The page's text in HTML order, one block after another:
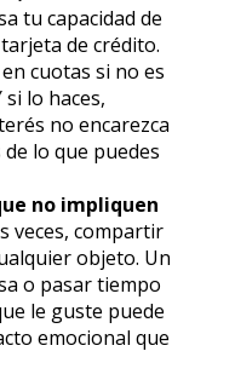
tu capacidad de
de crédito.
cuotas si no es
lo haces,
no encarezca
lo que puedes
no impliquen
veces, compartir
objeto. Un
o pasar tiempo
le guste puede
emocional que